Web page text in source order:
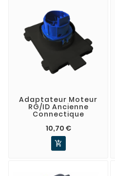
Adaptateur Moteur
RG/ID Ancienne
Connectique
10,70 €
